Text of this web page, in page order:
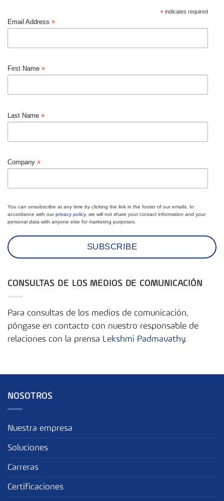
* indicates required
Email Address *
First Name *
Last Name *
Company *
You can unsubscribe at any time by clicking the link in the footer of our emails. In
accordance with ourprivacy policy, we will not share your contact information and your
personal data with anyone else for marketing purposes.
CONSULTAS DE LOS MEDIOS DE COMUNICACIÓN
Para consultas de los medios de comunicación,
póngase en contacto con nuestro responsable de
relaciones con la prensa Lekshmi Padmavathy.
NOSOTROS
Nuestra empresa
Soluciones
Carreras
Certificaciones